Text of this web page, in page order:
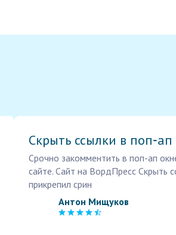
Скрыть ссылки в поп‑ап
Срочно закомментить в поп-ап
сайте. Сайт на ВордПресс Скрыть
прикрепил срин
Антон Мищуков